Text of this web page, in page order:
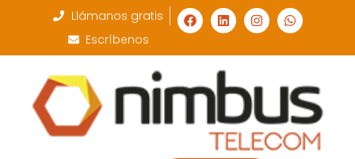
Llámanos gratis
Escríbenos